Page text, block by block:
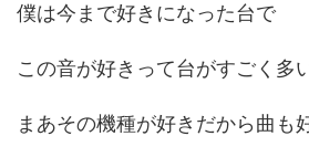
僕は今まで好きになった台で
この音が好きって台がすごく多
まあその機種が好きだから曲も